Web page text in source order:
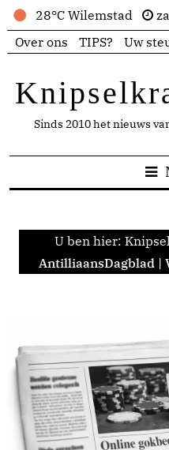
28°C Wilemstad
Over ons
TIPS? Uw
Sinds 2010 het nieuws
U ben hier:
AntilliaansDagblad |